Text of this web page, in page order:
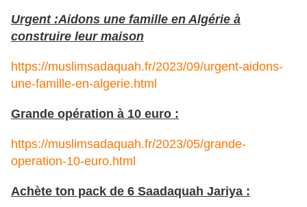
Urgent :Aidons une famille en Algérie à
construire leur maison
https://muslimsadaquah.fr/2023/09/urgent-aidons-
une-famille-en-algerie.html
Grande opération à 10 euro :
https://muslimsadaquah.fr/2023/05/grande-
operation-10-euro.html
Achète ton pack de 6 Saadaquah Jariya :